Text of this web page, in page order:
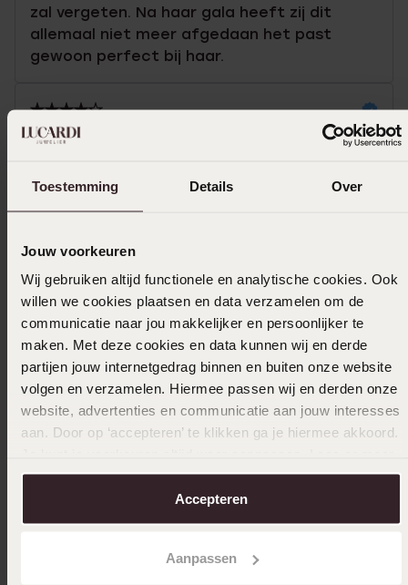
Toestemming Details Over
Jouw voorkeuren
Wij gebruiken altijd functionele en analytische cookies. Ook
willen we cookies plaatsen en data verzamelen om de
communicatie naar jou makkelijker en persoonlijker te
maken. Met deze cookies en data kunnen wij en derde
partijen jouw internetgedrag binnen en buiten onze website
volgen en verzamelen. Hiermee passen wij en derden onze
website, advertenties en communicatie aan jouw interesses
aan. Door op ‘accepteren’ te klikken ga je hiermee akkoord.
over in onscookiebeleid.
Accepteren
Aanpassen
zal vergeten. Na haar gala heeft zij dit
allemaal niet meer afgedaan het past
gewoon perfect bij haar.
11-06-2026 - Delilah Z.
klein deze net iets te groot werd
geadviseerd met een ring verbreder maar
Toon meer
Selecteer maat & bestel
Ook leuk voor jou